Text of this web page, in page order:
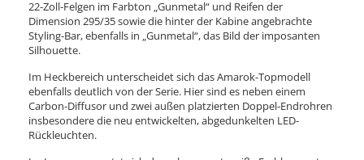
22-Zoll-Felgen im Farbton „Gunmetal“ und Reifen der
Dimension 295/35 sowie die hinter der Kabine angebrachte
Styling-Bar, ebenfalls in „Gunmetal“, das Bild der imposanten
Silhouette.
Im Heckbereich unterscheidet sich das Amarok-Topmodell
ebenfalls deutlich von der Serie. Hier sind es neben einem
Carbon-Diffusor und zwei außen platzierten Doppel-Endrohren
insbesondere die neu entwickelten, abgedunkelten LED-
Rückleuchten.